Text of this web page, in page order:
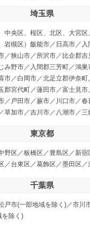
埼玉県
中央区、桜区、北区、大宮
岩槻区）飯能市／日高市／
／狭山市／所沢市／比企郡吉
み野市／入間郡三芳町／鴻
市／白岡市／北足立郡伊奈
郡宮代町／蓮田市／富士見
／戸田市／蕨市／川口市／
草加市／吉川市／八潮市／三
東京都
野区／板橋区／豊島区／新
／台東区／葛飾区／墨田区／
千葉県
戸市(一部地域を除く)／市川
を除く)